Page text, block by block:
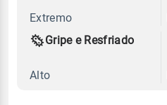
Extremo
Gripe e Resfriado
Alto